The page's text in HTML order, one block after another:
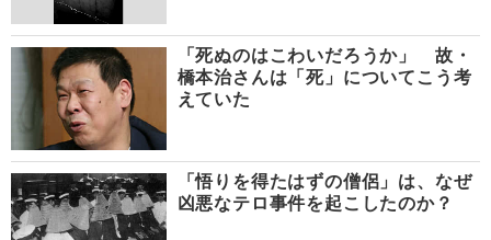
「死ぬのはこわいだろうか」 故・
橋本治さんは「死」についてこう考
えていた
「悟りを得たはずの僧侶」は、なぜ
凶悪なテロ事件を起こしたのか？